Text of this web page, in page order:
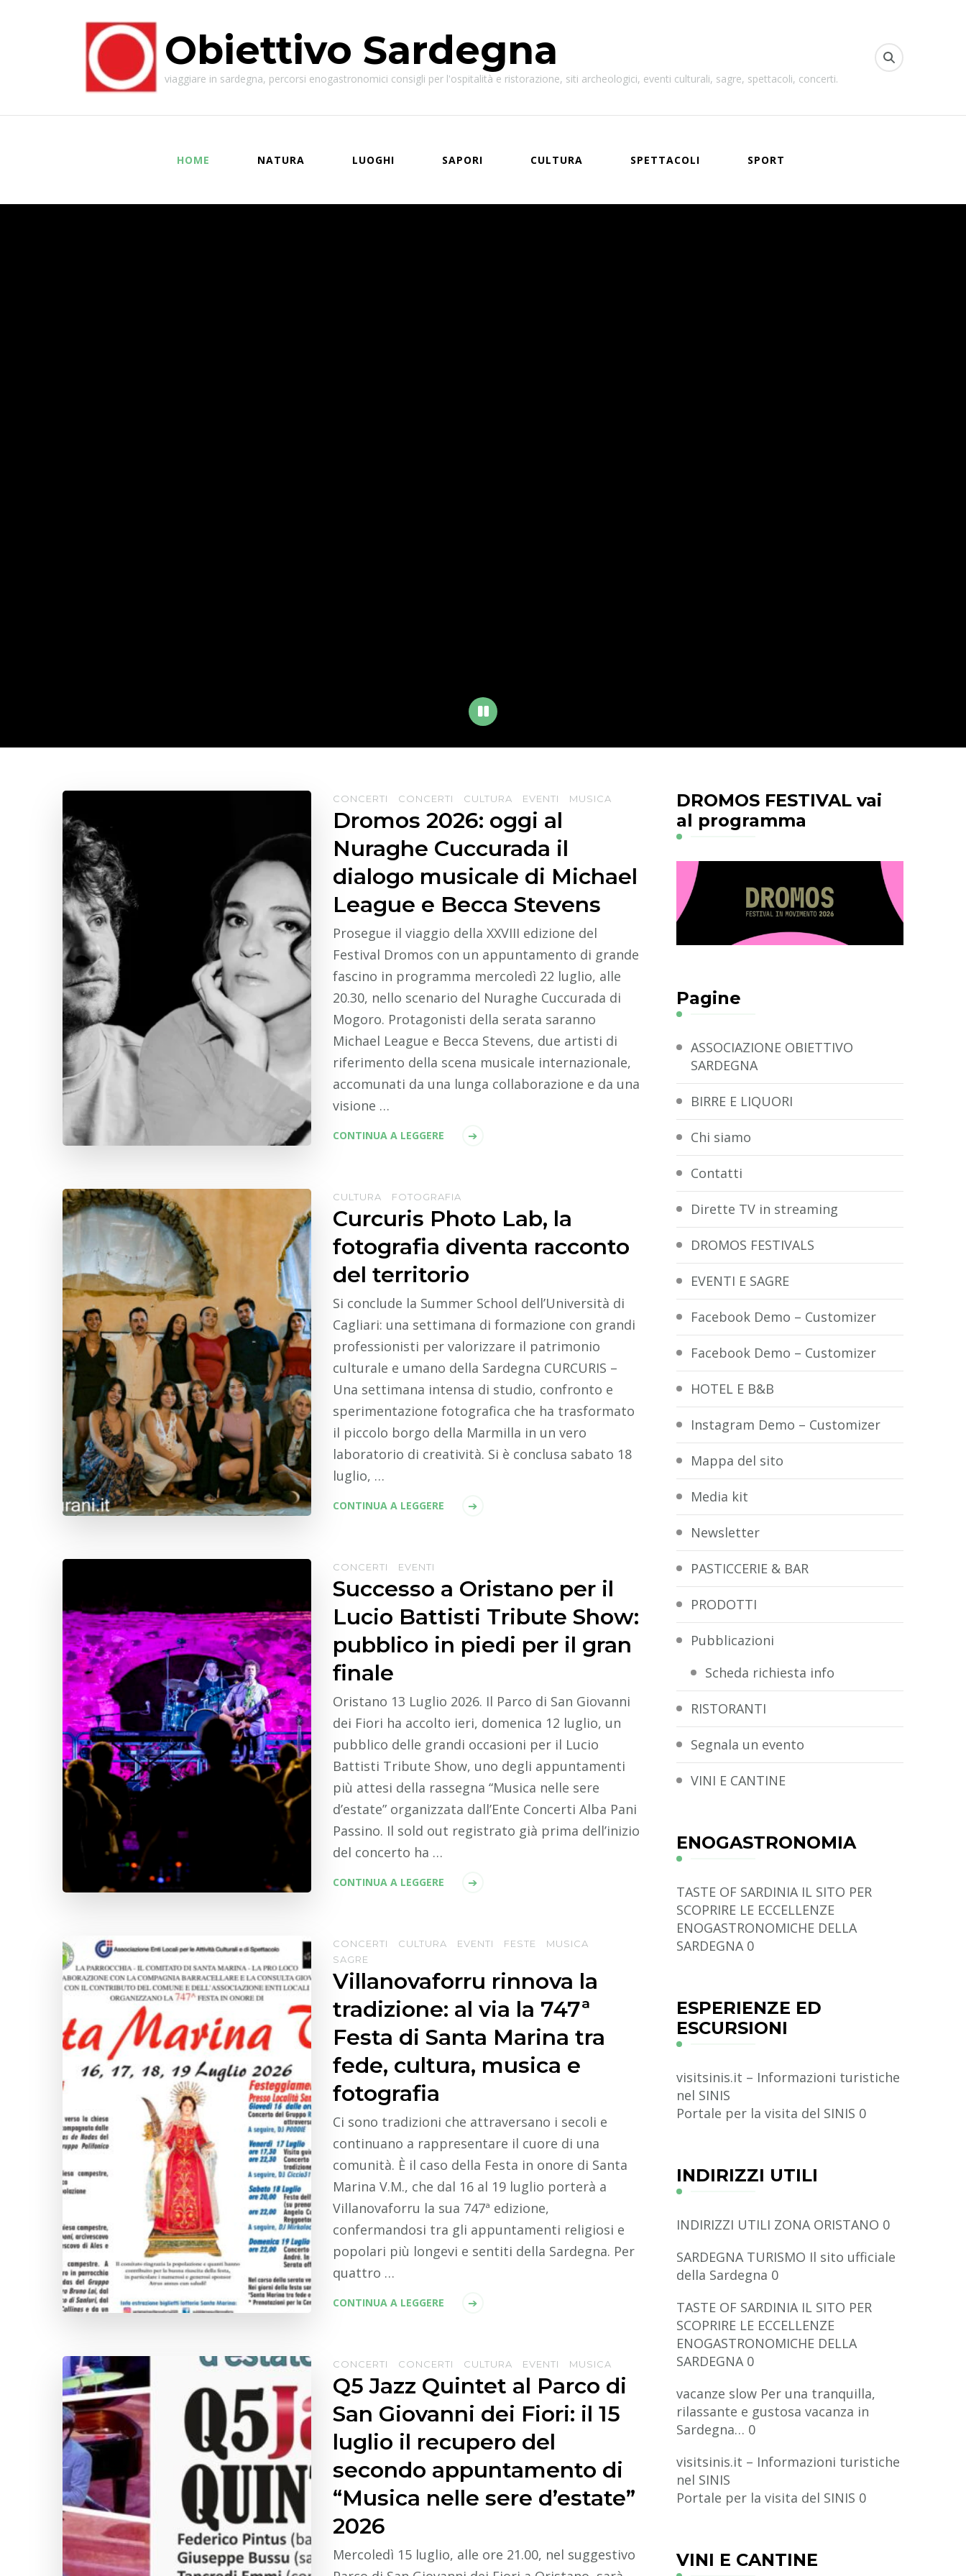
Obiettivo Sardegna
viaggiare in sardegna, percorsi enogastronomici consigli per l'ospitalità e ristorazione, siti archeologici, eventi culturali, sagre, spettacoli, concerti.
HOME NATURA LUOGHI SAPORI CULTURA SPETTACOLI SPORT
CONCERTI CONCERTI CULTURA EVENTI MUSICA
Dromos 2026: oggi al
Nuraghe Cuccurada il
dialogo musicale di Michael
League e Becca Stevens
Prosegue il viaggio della XXVIII edizione del
Festival Dromos con un appuntamento di grande
fascino in programma mercoledì 22 luglio, alle
20.30, nello scenario del Nuraghe Cuccurada di
Mogoro. Protagonisti della serata saranno
Michael League e Becca Stevens, due artisti di
riferimento della scena musicale internazionale,
accomunati da una lunga collaborazione e da una
visione …
CONTINUA A LEGGERE
CULTURA FOTOGRAFIA
Curcuris Photo Lab, la
fotografia diventa racconto
del territorio
Si conclude la Summer School dell’Università di
Cagliari: una settimana di formazione con grandi
professionisti per valorizzare il patrimonio
culturale e umano della Sardegna CURCURIS –
Una settimana intensa di studio, confronto e
sperimentazione fotografica che ha trasformato
il piccolo borgo della Marmilla in un vero
laboratorio di creatività. Si è conclusa sabato 18
luglio, …
CONTINUA A LEGGERE
CONCERTI EVENTI
Successo a Oristano per il
Lucio Battisti Tribute Show:
pubblico in piedi per il gran
finale
Oristano 13 Luglio 2026. Il Parco di San Giovanni
dei Fiori ha accolto ieri, domenica 12 luglio, un
pubblico delle grandi occasioni per il Lucio
Battisti Tribute Show, uno degli appuntamenti
più attesi della rassegna “Musica nelle sere
d’estate” organizzata dall’Ente Concerti Alba Pani
Passino. Il sold out registrato già prima dell’inizio
del concerto ha …
CONTINUA A LEGGERE
CONCERTI CULTURA EVENTI FESTE
MUSICA
SAGRE
Villanovaforru rinnova la
tradizione: al via la 747ª
Festa di Santa Marina tra
fede, cultura, musica e
fotografia
Ci sono tradizioni che attraversano i secoli e
continuano a rappresentare il cuore di una
comunità. È il caso della Festa in onore di Santa
Marina V.M., che dal 16 al 19 luglio porterà a
Villanovaforru la sua 747ª edizione,
confermandosi tra gli appuntamenti religiosi e
popolari più longevi e sentiti della Sardegna. Per
quattro …
CONTINUA A LEGGERE
CONCERTI CONCERTI CULTURA EVENTI MUSICA
Q5 Jazz Quintet al Parco di
San Giovanni dei Fiori: il 15
luglio il recupero del
secondo appuntamento di
“Musica nelle sere d’estate”
2026
Mercoledì 15 luglio, alle ore 21.00, nel suggestivo
DROMOS FESTIVAL vai
al programma
Pagine
ASSOCIAZIONE OBIETTIVO
SARDEGNA
BIRRE E LIQUORI
Chi siamo
Contatti
Dirette TV in streaming
DROMOS FESTIVALS
EVENTI E SAGRE
Facebook Demo – Customizer
Facebook Demo – Customizer
HOTEL E B&B
Instagram Demo – Customizer
Mappa del sito
Media kit
Newsletter
PASTICCERIE & BAR
PRODOTTI
Pubblicazioni
Scheda richiesta info
RISTORANTI
Segnala un evento
VINI E CANTINE
ENOGASTRONOMIA
TASTE OF SARDINIA IL SITO PER
SCOPRIRE LE ECCELLENZE
ENOGASTRONOMICHE DELLA
SARDEGNA 0
ESPERIENZE ED
ESCURSIONI
visitsinis.it – Informazioni turistiche
nel SINIS
Portale per la visita del SINIS 0
INDIRIZZI UTILI
INDIRIZZI UTILI ZONA ORISTANO 0
SARDEGNA TURISMO Il sito ufficiale
della Sardegna 0
TASTE OF SARDINIA IL SITO PER
SCOPRIRE LE ECCELLENZE
ENOGASTRONOMICHE DELLA
SARDEGNA 0
vacanze slow Per una tranquilla,
rilassante e gustosa vacanza in
Sardegna… 0
visitsinis.it – Informazioni turistiche
nel SINIS
Portale per la visita del SINIS 0
VINI E CANTINE